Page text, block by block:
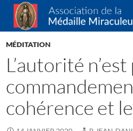
Association de la Médaille
Recherche
ALLER
AU
MÉDITATION
L’autorité
cohérence et